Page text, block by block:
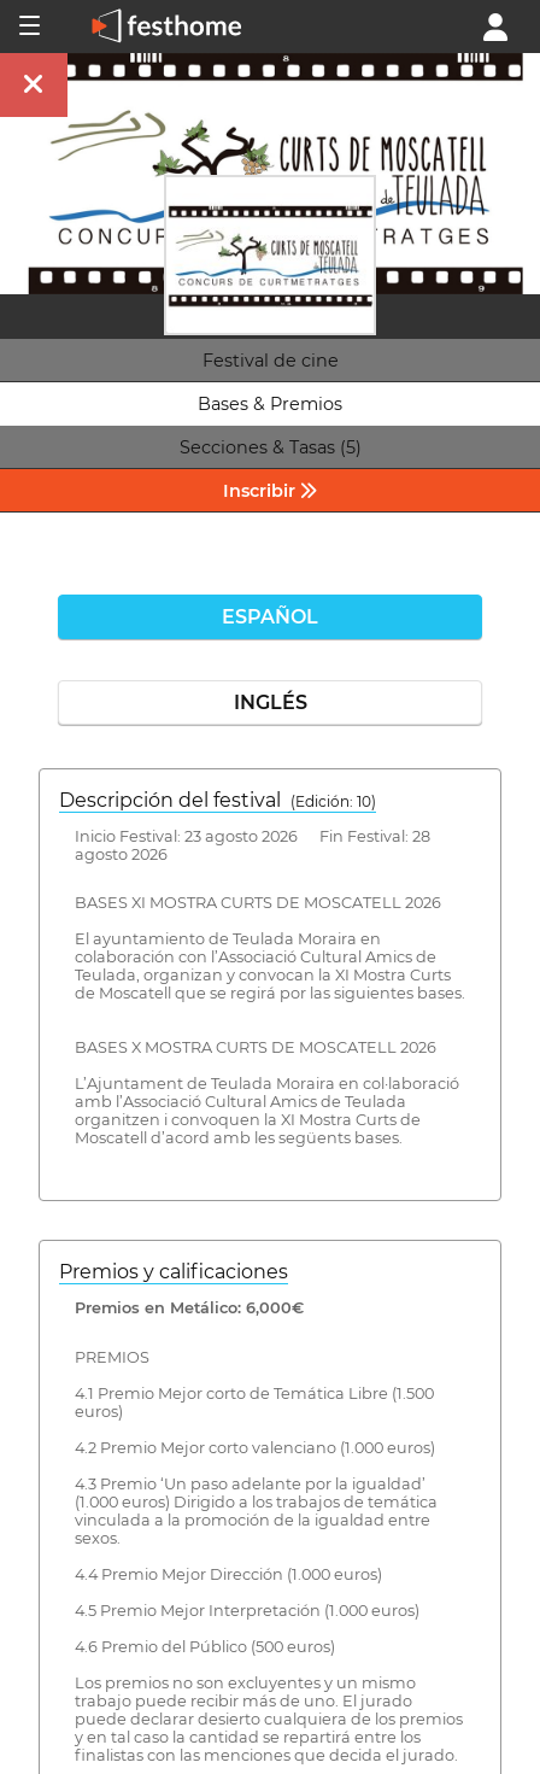
Festival de cine
Bases & Premios
Secciones & Tasas (5)
Inscribir
ESPAÑOL
INGLÉS
Descripción del festival
( Edición: 10)
Inicio Festival: 23 agosto 2026 Fin Festival: 28
agosto 2026
BASES XI MOSTRA CURTS DE MOSCATELL 2026
El ayuntamiento de Teulada Moraira en
colaboración con l’Associació Cultural Amics de
Teulada, organizan y convocan la XI Mostra Curts
de Moscatell que se regirá por las siguientes bases.
BASES X MOSTRA CURTS DE MOSCATELL 2026
L’Ajuntament de Teulada Moraira en col·laboració
amb l’Associació Cultural Amics de Teulada
organitzen i convoquen la XI Mostra Curts de
Moscatell d’acord amb les següents bases.
Premios y calificaciones
Premios en Metálico: 6,000€
PREMIOS
4.1 Premio Mejor corto de Temática Libre (1.500
euros)
4.2 Premio Mejor corto valenciano (1.000 euros)
4.3 Premio ‘Un paso adelante por la igualdad’
(1.000 euros) Dirigido a los trabajos de temática
vinculada a la promoción de la igualdad entre
sexos.
4.4 Premio Mejor Dirección (1.000 euros)
4.5 Premio Mejor Interpretación (1.000 euros)
4.6 Premio del Público (500 euros)
Los premios no son excluyentes y un mismo
trabajo puede recibir más de uno. El jurado
puede declarar desierto cualquiera de los premios
y en tal caso la cantidad se repartirá entre los
finalistas con las menciones que decida el jurado.